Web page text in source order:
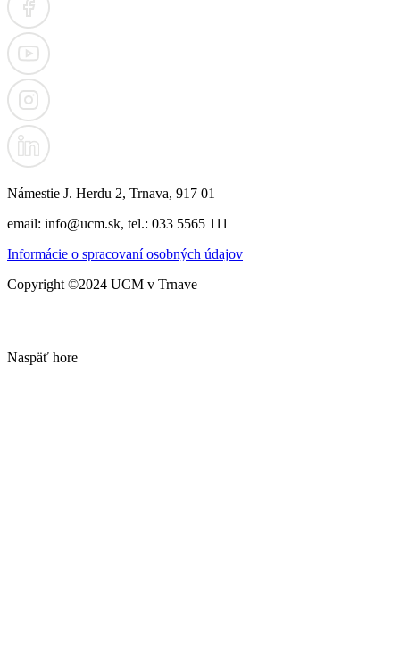
Námestie J. Herdu 2, Trnava, 917 01
email: info@ucm.sk, tel.: 033 5565 111
Informácie o spracovaní osobných údajov
Copyright ©2024 UCM v Trnave
Naspäť hore